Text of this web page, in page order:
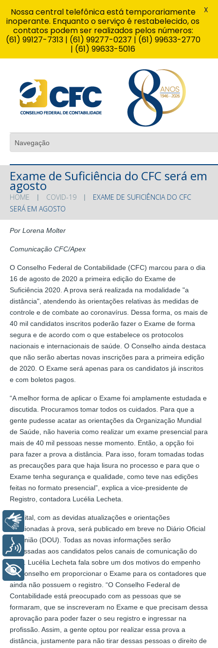
Exame de Suficiência do CFC será em
agosto
HOME COVID-19
EXAME DE SUFICIÊNCIA DO CFC
SERÁ EM AGOSTO
Por Lorena Molter
Comunicação CFC/Apex
O Conselho Federal de Contabilidade (CFC) marcou para o dia
16 de agosto de 2020 a primeira edição do Exame de
Suficiência 2020. A prova será realizada na modalidade "a
distância", atendendo às orientações relativas às medidas de
controle e de combate ao coronavírus. Dessa forma, os mais de
40 mil candidatos inscritos poderão fazer o Exame de forma
segura e de acordo com o que estabelece os protocolos
nacionais e internacionais de saúde. O Conselho ainda destaca
que não serão abertas novas inscrições para a primeira edição
de 2020. O Exame será apenas para os candidatos já inscritos
e com boletos pagos.
“A melhor forma de aplicar o Exame foi amplamente estudada e
discutida. Procuramos tomar todos os cuidados. Para que a
gente pudesse acatar as orientações da Organização Mundial
de Saúde, não haveria como realizar um exame presencial para
mais de 40 mil pessoas nesse momento. Então, a opção foi
para fazer a prova a distância. Para isso, foram tomadas todas
as precauções para que haja lisura no processo e para que o
Exame tenha segurança e qualidade, como teve nas edições
feitas no formato presencial”, explica a vice-presidente de
Registro, contadora Lucélia Lecheta.
O edital, com as devidas atualizações e orientações
relacionadas à prova, será publicado em breve no Diário Oficial
da União (DOU). Todas as novas informações serão
repassadas aos candidatos pelos canais de comunicação do
CFC. Lucélia Lecheta fala sobre um dos motivos do empenho
do Conselho em proporcionar o Exame para os contadores que
ainda não possuem o registro. “O Conselho Federal de
Contabilidade está preocupado com as pessoas que se
formaram, que se inscreveram no Exame e que precisam dessa
aprovação para poder fazer o seu registro e ingressar na
profissão. Assim, a gente optou por realizar essa prova a
distância, justamente para não tirar dessas pessoas o direito de
Nossa central telefônica está temporariamente
inoperante. Enquanto o serviço é restabelecido, os
contatos podem ser realizados pelos números:
(61) 99127-7313 | (61) 99277-0237 | (61) 99633-2770
| (61) 99633-5016
X
Libras
Voz
+ Acessibilidade